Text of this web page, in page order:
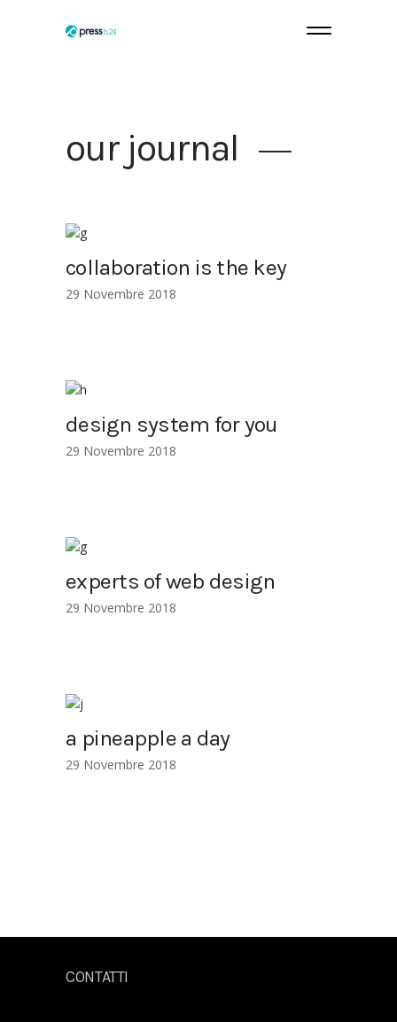
our journal
collaboration is the key
29 Novembre 2018
design system for you
29 Novembre 2018
experts of web design
29 Novembre 2018
a pineapple a day
29 Novembre 2018
CONTATTI